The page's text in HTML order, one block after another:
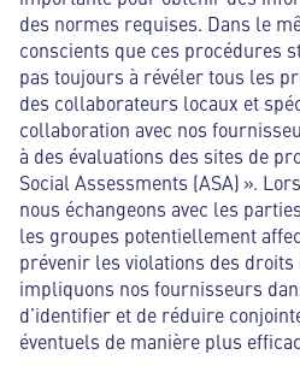
des normes requises. Dans le
conscients que ces procédures
pas toujours à révéler tous les
des collaborateurs locaux et
collaboration avec nos
à des évaluations des sites de
Social Assessments (ASA) ».
nous échangeons avec les
les groupes potentiellement
prévenir les violations des droits
impliquons nos fournisseurs
d’identifier et de réduire
éventuels de manière plus